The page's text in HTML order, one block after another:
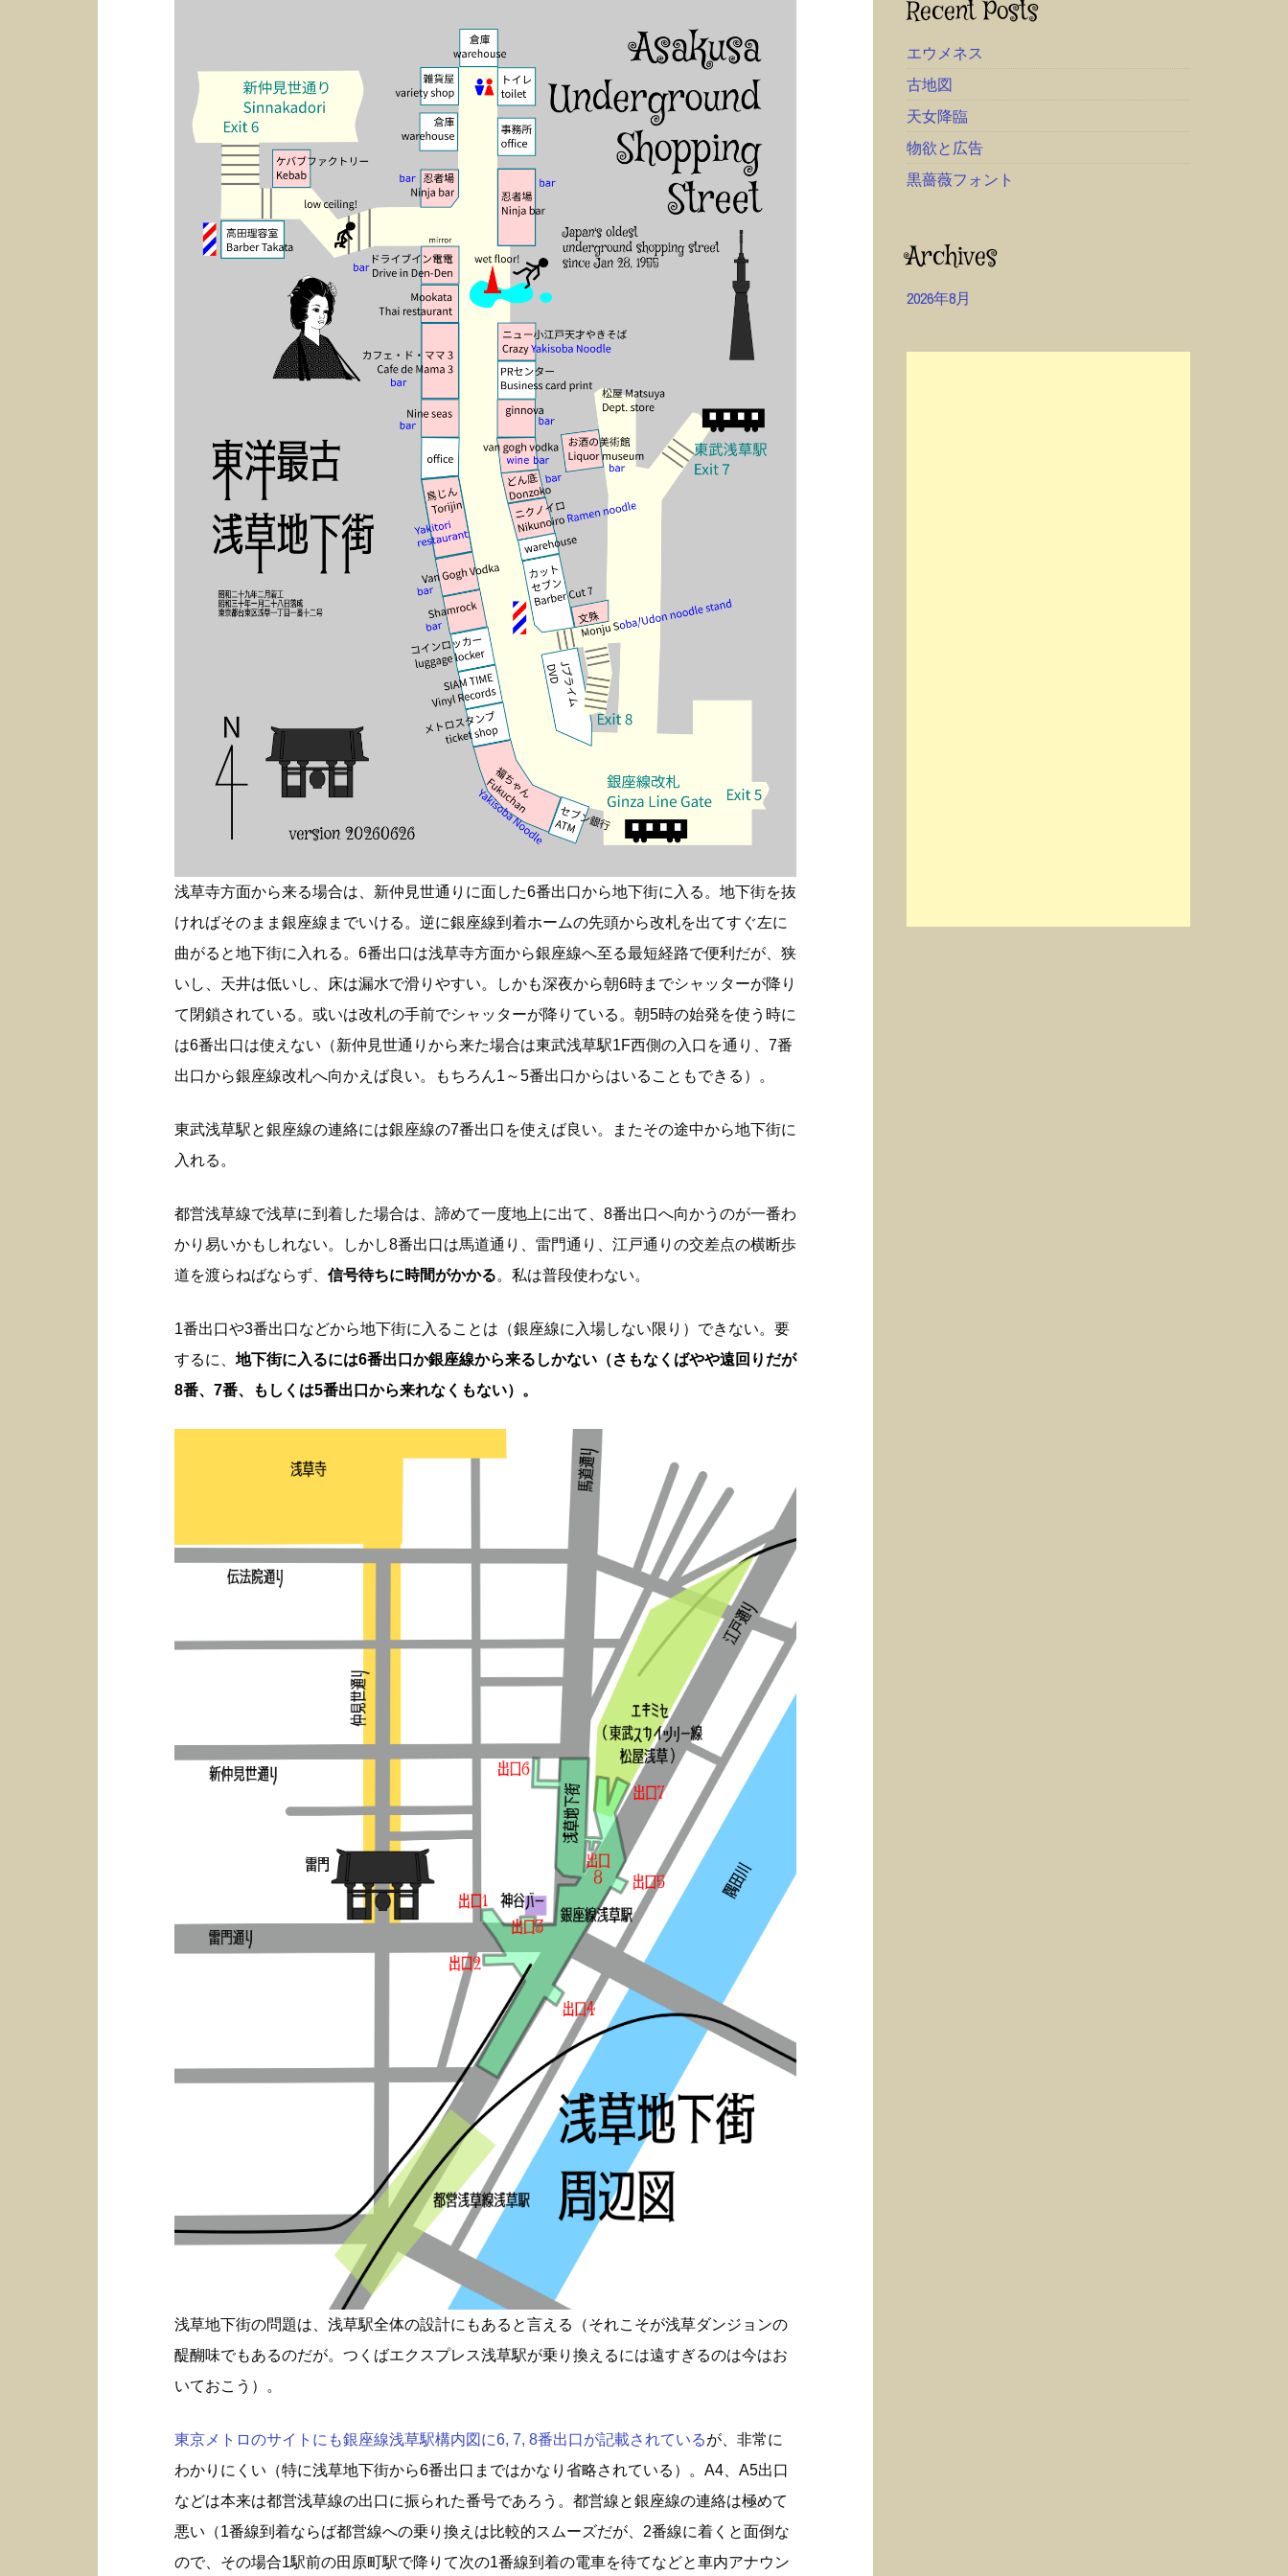
浅草寺方面から来る場合は、新仲見世通りに面した6番出口から地下街に入る。地下街を抜
ければそのまま銀座線までいける。逆に銀座線到着ホームの先頭から改札を出てすぐ左に
曲がると地下街に入れる。6番出口は浅草寺方面から銀座線へ至る最短経路で便利だが、狭
いし、天井は低いし、床は漏水で滑りやすい。しかも深夜から朝6時までシャッターが降り
て閉鎖されている。或いは改札の手前でシャッターが降りている。朝5時の始発を使う時に
は6番出口は使えない（新仲見世通りから来た場合は東武浅草駅1F西側の入口を通り、7番
出口から銀座線改札へ向かえば良い。もちろん1～5番出口からはいることもできる）。
東武浅草駅と銀座線の連絡には銀座線の7番出口を使えば良い。またその途中から地下街に
入れる。
都営浅草線で浅草に到着した場合は、諦めて一度地上に出て、8番出口へ向かうのが一番わ
かり易いかもしれない。しかし8番出口は馬道通り、雷門通り、江戸通りの交差点の横断歩
道を渡らねばならず、 信号待ちに時間がかかる。私は普段使わない。
1番出口や3番出口などから地下街に入ることは（銀座線に入場しない限り）できない。要
するに、 地下街に入るには6番出口か銀座線から来るしかない（さもなくばやや遠回りだが
8番、7番、もしくは5番出口から来れなくもない）。
浅草地下街の問題は、浅草駅全体の設計にもあると言える（それこそが浅草ダンジョンの
醍醐味でもあるのだが。つくばエクスプレス浅草駅が乗り換えるには遠すぎるのは今はお
いておこう）。
東京メトロのサイトにも銀座線浅草駅構内図に6, 7, 8番出口が記載されているが、非常に
わかりにくい（特に浅草地下街から6番出口まではかなり省略されている）。A4、A5出口
などは本来は都営浅草線の出口に振られた番号であろう。都営線と銀座線の連絡は極めて
悪い（1番線到着ならば都営線への乗り換えは比較的スムーズだが、2番線に着くと面倒な
ので、その場合1駅前の田原町駅で降りて次の1番線到着の電車を待てなどと車内アナウン
Recent Posts
エウメネス
古地図
天女降臨
物欲と広告
黒薔薇フォント
Archives
2026年8月